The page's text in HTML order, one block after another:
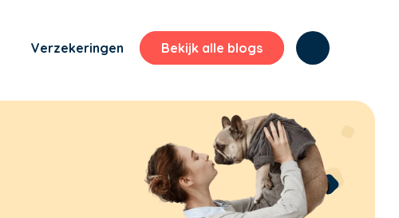
Verzekeringen Bekijk alle blogs